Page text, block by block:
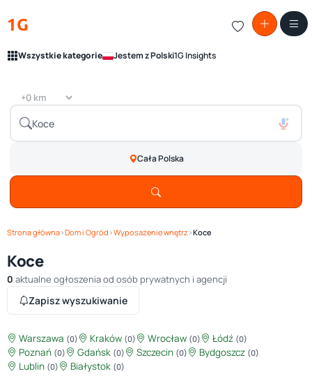
1G
Wszystkie kategorie Jestem z Polski1G Insights
Cała Polska
Strona główna›Dom i Ogród ›Wyposażenie wnętrz›Koce
Koce
0 aktualne ogłoszenia od osób prywatnych i agencji
Zapisz wyszukiwanie
Warszawa (0) Kraków (0) Wrocław (0) Łódź (0)
Poznań (0) Gdańsk (0) Szczecin (0) Bydgoszcz (0)
Lublin (0) Białystok (0)